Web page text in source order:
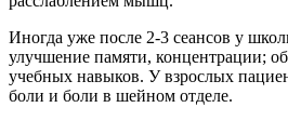
Иногда уже после 2-3 сеансов у
улучшение памяти, концентрации;
учебных навыков. У взрослых
боли и боли в шейном отделе.